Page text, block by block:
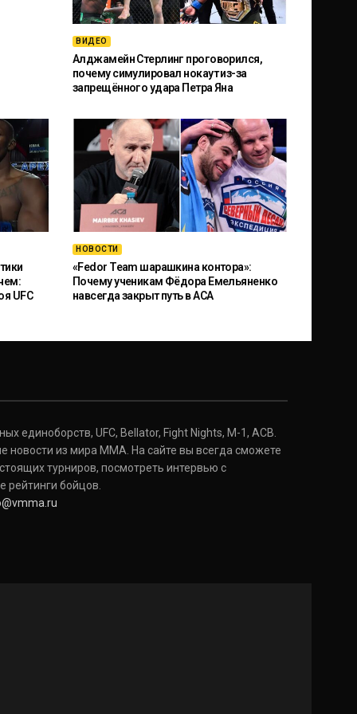
ВИДЕО
Алджамейн Стерлинг проговорился,
почему симулировал нокаут из-за
запрещённого удара Петра Яна
UFC
НОВОСТИ
«Fedor Team шарашкина контора»:
Почему ученикам Фёдора Емельяненко
навсегда закрыт путь в ACA
единоборств, UFC, Bellator, Fight Nights, M-1, ACB.
новости из мира ММА. На сайте вы всегда сможете
турниров, посмотреть интервью с
бойцов.